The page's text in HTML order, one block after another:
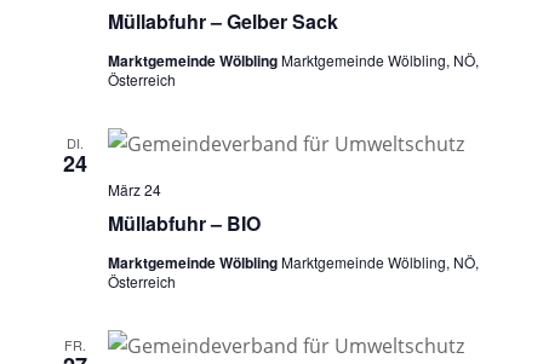
Müllabfuhr – Gelber Sack
Marktgemeinde WölblingMarktgemeinde Wölbling, NÖ,
Österreich
DI.
24
Müllabfuhr – BIO
März 24
Marktgemeinde WölblingMarktgemeinde Wölbling, NÖ,
Österreich
FR.